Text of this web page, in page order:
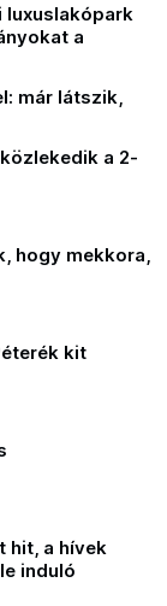
luxuslakópark
a
már látszik,
a 2-
hogy mekkora,
kit
hit, a hívek
induló